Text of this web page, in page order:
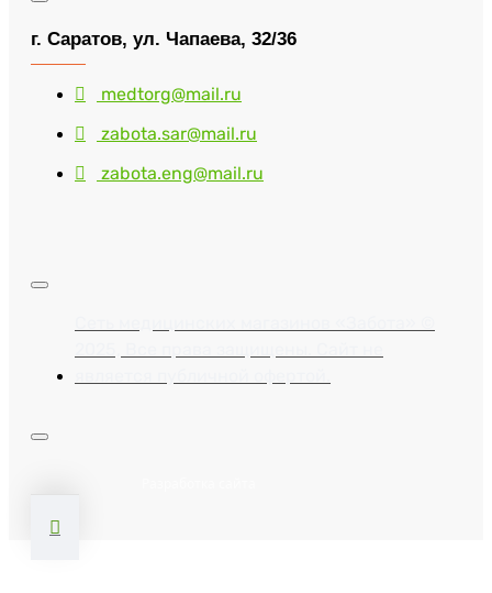
г. Саратов, ул. Чапаева, 32/36
medtorg@mail.ru
zabota.sar@mail.ru
zabota.eng@mail.ru